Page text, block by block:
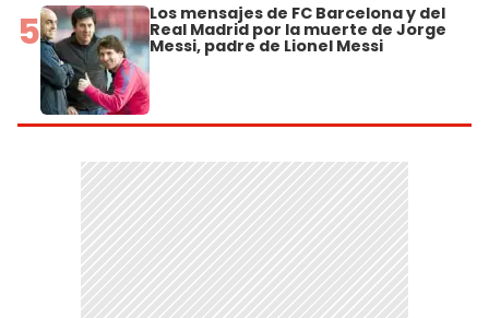
5 Los mensajes de FC Barcelona y del
Real Madrid por la muerte de Jorge
Messi, padre de Lionel Messi